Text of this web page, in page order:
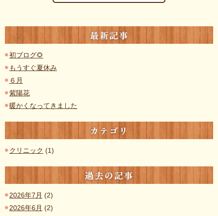
最新記事
初ブログ🌻
もうすぐ夏休み
６月
紫陽花
暖かくなってきました
カテゴリ
クリニック (1)
過去の記事
2026年7月 (2)
2026年6月 (2)